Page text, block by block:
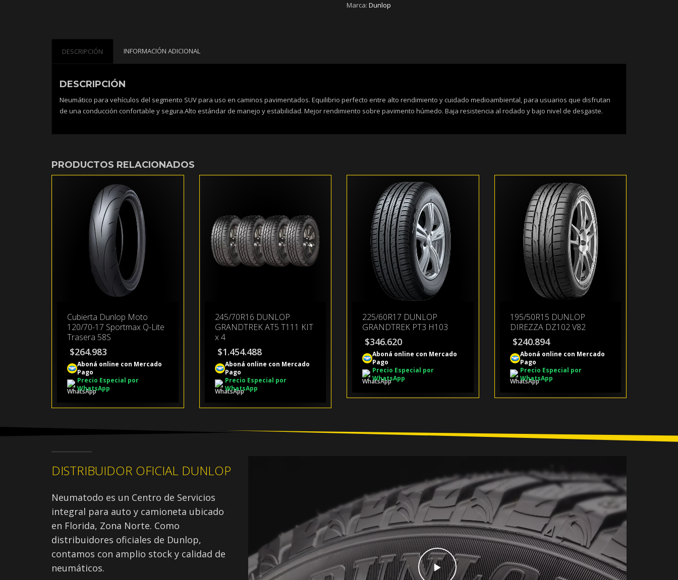
Marca: Dunlop
DESCRIPCIÓN INFORMACIÓN ADICIONAL
DESCRIPCIÓN
Neumático para vehículos del segmento SUV para uso en caminos pavimentados. Equilibrio perfecto entre alto rendimiento y cuidado medioambiental, para usuarios que disfrutan
de una conducción confortable y segura.Alto estándar de manejo y estabilidad. Mejor rendimiento sobre pavimento húmedo. Baja resistencia al rodado y bajo nivel de desgaste.
PRODUCTOS RELACIONADOS
Cubierta Dunlop Moto
120/70-17 Sportmax Q-Lite
Trasera 58S
$264.983
Aboná online con Mercado
Pago
Precio Especial por
WhatsApp
245/70R16 DUNLOP
GRANDTREK AT5 T111 KIT
x 4
$1.454.488
Aboná online con Mercado
Pago
Precio Especial por
WhatsApp
225/60R17 DUNLOP
GRANDTREK PT3 H103
$346.620
Aboná online con Mercado
Pago
Precio Especial por
WhatsApp
195/50R15 DUNLOP
DIREZZA DZ102 V82
$240.894
Aboná online con Mercado
Pago
Precio Especial por
WhatsApp
DISTRIBUIDOR OFICIAL DUNLOP
Neumatodo es un Centro de Servicios
integral para auto y camioneta ubicado
en Florida, Zona Norte. Como
distribuidores oficiales de Dunlop,
contamos con amplio stock y calidad de
neumáticos.